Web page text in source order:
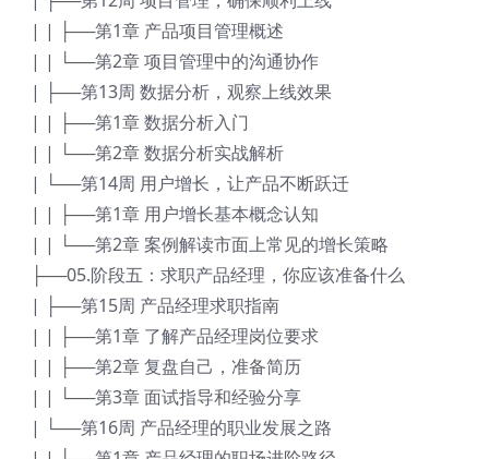
| | ├──第1章 产品项目管理概述
| | └──第2章 项目管理中的沟通协作
| ├──第13周 数据分析，观察上线效果
| | ├──第1章 数据分析入门
| | └──第2章 数据分析实战解析
| └──第14周 用户增长，让产品不断跃迁
| | ├──第1章 用户增长基本概念认知
| | └──第2章 案例解读市面上常见的增长策略
├──05.阶段五：求职产品经理，你应该准备什么
| ├──第15周 产品经理求职指南
| | ├──第1章 了解产品经理岗位要求
| | ├──第2章 复盘自己，准备简历
| | └──第3章 面试指导和经验分享
| └──第16周 产品经理的职业发展之路